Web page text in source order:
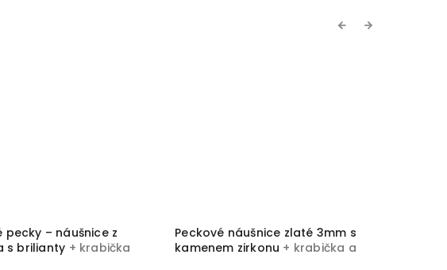
Previous
pecky – náušnice z
s brilianty + krabička
Peckové náušnice zlaté 3mm s
kamenem zirkonu + krabička a
Next